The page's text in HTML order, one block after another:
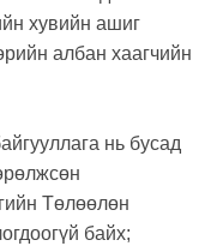
хувийн ашиг
албан хаагчийн
нь бусад
Төлөөлөн
байх;